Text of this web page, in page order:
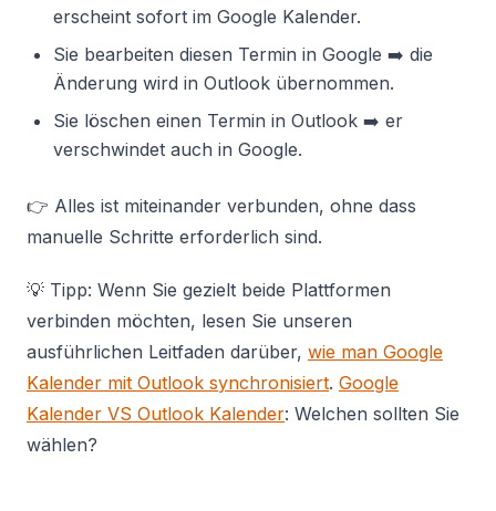
erscheint sofort im Google Kalender.
Sie bearbeiten diesen Termin in Google ➡️ die
Änderung wird in Outlook übernommen.
Sie löschen einen Termin in Outlook ➡️ er
verschwindet auch in Google.
👉 Alles ist miteinander verbunden, ohne dass
manuelle Schritte erforderlich sind.
💡 Tipp: Wenn Sie gezielt beide Plattformen
verbinden möchten, lesen Sie unseren
ausführlichen Leitfaden darüber, wie man Google
Kalender mit Outlook synchronisiert. Google
Kalender VS Outlook Kalender: Welchen sollten Sie
wählen?